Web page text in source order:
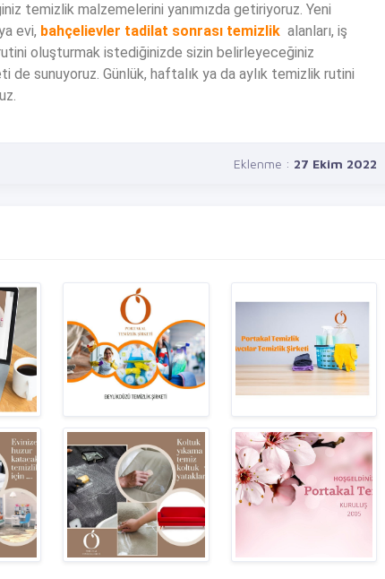
temizlik malzemelerini yanımızda getiriyoruz. Yeni
evi, bahçelievler tadilat sonrası temizlik alanları, iş
oluşturmak istediğinizde sizin belirleyeceğiniz
sunuyoruz. Günlük, haftalık ya da aylık temizlik rutini
Eklenme : 27 Ekim 2022